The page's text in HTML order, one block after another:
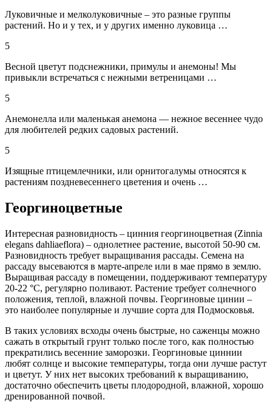
Луковичные и мелколуковичные – это разные группы
растений. Но и у тех, и у других именно луковица …
5
Весной цветут подснежники, примулы и анемоны! Мы
привыкли встречаться с нежными ветреницами …
5
Анемонелла или маленькая анемона — нежное весеннее чудо
для любителей редких садовых растений.
5
Изящные птицемлечники, или орнитогалумы относятся к
растениям поздневесеннего цветения и очень …
Георгиноцветные
Интересная разновидность – цинния георгиноцветная (Zinnia
elegans dahliaeflora) – однолетнее растение, высотой 50-90 см.
Разновидность требует выращивания рассады. Семена на
рассаду высеваются в марте-апреле или в мае прямо в землю.
Выращивая рассаду в помещении, поддерживают температуру
20-22 °С, регулярно поливают. Растение требует солнечного
положения, теплой, влажной почвы. Георгиновые цинии –
это наиболее популярные и лучшие сорта для Подмосковья.
В таких условиях всходы очень быстрые, но саженцы можно
сажать в открытый грунт только после того, как полностью
прекратились весенние заморозки. Георгиновые циннии
любят солнце и высокие температуры, тогда они лучше растут
и цветут. У них нет высоких требований к выращиванию,
достаточно обеспечить цветы плодородной, влажной, хорошо
дренированной почвой.